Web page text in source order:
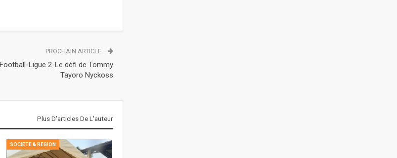
PROCHAIN ARTICLE
Ligue 2-Le défi de Tommy
Tayoro Nyckoss
Plus D'articles De L'auteur
SOCIETE & REGION